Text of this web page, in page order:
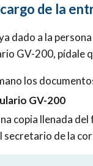
de la
dado a la
GV-200, pídale
los
GV-200
copia llenada
secretario de la